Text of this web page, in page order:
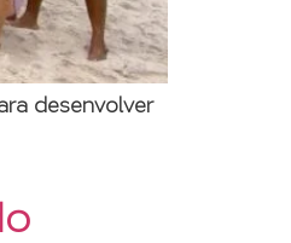
desenvolver